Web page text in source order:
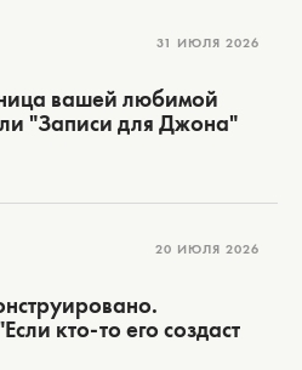
31 ИЮЛЯ 2026
вашей любимой
"Записи для Джона"
20 ИЮЛЯ 2026
кто-то его создаст